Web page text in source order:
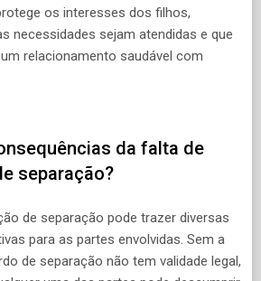
os interesses dos filhos,
necessidades sejam atendidas e que
relacionamento saudável com
da falta de
separação?
de separação pode trazer diversas
para as partes envolvidas. Sem a
de separação não tem validade legal,